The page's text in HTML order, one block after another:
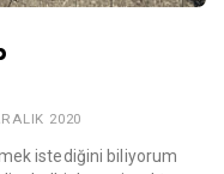
2020
istediğini biliyorum